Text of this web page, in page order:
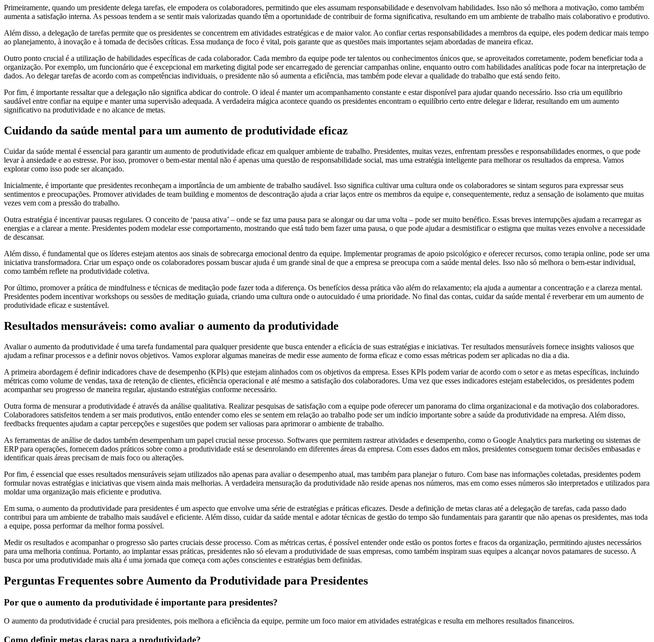
Primeiramente, quando um presidente delega tarefas, ele empodera os colaboradores, permitindo que eles assumam responsabilidade e desenvolvam habilidades. Isso não só melhora a motivação, como também
aumenta a satisfação interna. As pessoas tendem a se sentir mais valorizadas quando têm a oportunidade de contribuir de forma significativa, resultando em um ambiente de trabalho mais colaborativo e produtivo.
Além disso, a delegação de tarefas permite que os presidentes se concentrem em atividades estratégicas e de maior valor. Ao confiar certas responsabilidades a membros da equipe, eles podem dedicar mais tempo
ao planejamento, à inovação e à tomada de decisões críticas. Essa mudança de foco é vital, pois garante que as questões mais importantes sejam abordadas de maneira eficaz.
Outro ponto crucial é a utilização de habilidades específicas de cada colaborador. Cada membro da equipe pode ter talentos ou conhecimentos únicos que, se aproveitados corretamente, podem beneficiar toda a
organização. Por exemplo, um funcionário que é excepcional em marketing digital pode ser encarregado de gerenciar campanhas online, enquanto outro com habilidades analíticas pode focar na interpretação de
dados. Ao delegar tarefas de acordo com as competências individuais, o presidente não só aumenta a eficiência, mas também pode elevar a qualidade do trabalho que está sendo feito.
Por fim, é importante ressaltar que a delegação não significa abdicar do controle. O ideal é manter um acompanhamento constante e estar disponível para ajudar quando necessário. Isso cria um equilíbrio
saudável entre confiar na equipe e manter uma supervisão adequada. A verdadeira mágica acontece quando os presidentes encontram o equilíbrio certo entre delegar e liderar, resultando em um aumento
significativo na produtividade e no alcance de metas.
Cuidando da saúde mental para um aumento de produtividade eficaz
Cuidar da saúde mental é essencial para garantir um aumento de produtividade eficaz em qualquer ambiente de trabalho. Presidentes, muitas vezes, enfrentam pressões e responsabilidades enormes, o que pode
levar à ansiedade e ao estresse. Por isso, promover o bem-estar mental não é apenas uma questão de responsabilidade social, mas uma estratégia inteligente para melhorar os resultados da empresa. Vamos
explorar como isso pode ser alcançado.
Inicialmente, é importante que presidentes reconheçam a importância de um ambiente de trabalho saudável. Isso significa cultivar uma cultura onde os colaboradores se sintam seguros para expressar seus
sentimentos e preocupações. Promover atividades de team building e momentos de descontração ajuda a criar laços entre os membros da equipe e, consequentemente, reduz a sensação de isolamento que muitas
vezes vem com a pressão do trabalho.
Outra estratégia é incentivar pausas regulares. O conceito de ‘pausa ativa’ – onde se faz uma pausa para se alongar ou dar uma volta – pode ser muito benéfico. Essas breves interrupções ajudam a recarregar as
energias e a clarear a mente. Presidentes podem modelar esse comportamento, mostrando que está tudo bem fazer uma pausa, o que pode ajudar a desmistificar o estigma que muitas vezes envolve a necessidade
de descansar.
Além disso, é fundamental que os líderes estejam atentos aos sinais de sobrecarga emocional dentro da equipe. Implementar programas de apoio psicológico e oferecer recursos, como terapia online, pode ser uma
iniciativa transformadora. Criar um espaço onde os colaboradores possam buscar ajuda é um grande sinal de que a empresa se preocupa com a saúde mental deles. Isso não só melhora o bem-estar individual,
como também reflete na produtividade coletiva.
Por último, promover a prática de mindfulness e técnicas de meditação pode fazer toda a diferença. Os benefícios dessa prática vão além do relaxamento; ela ajuda a aumentar a concentração e a clareza mental.
Presidentes podem incentivar workshops ou sessões de meditação guiada, criando uma cultura onde o autocuidado é uma prioridade. No final das contas, cuidar da saúde mental é reverberar em um aumento de
produtividade eficaz e sustentável.
Resultados mensuráveis: como avaliar o aumento da produtividade
Avaliar o aumento da produtividade é uma tarefa fundamental para qualquer presidente que busca entender a eficácia de suas estratégias e iniciativas. Ter resultados mensuráveis fornece insights valiosos que
ajudam a refinar processos e a definir novos objetivos. Vamos explorar algumas maneiras de medir esse aumento de forma eficaz e como essas métricas podem ser aplicadas no dia a dia.
A primeira abordagem é definir indicadores chave de desempenho (KPIs) que estejam alinhados com os objetivos da empresa. Esses KPIs podem variar de acordo com o setor e as metas específicas, incluindo
métricas como volume de vendas, taxa de retenção de clientes, eficiência operacional e até mesmo a satisfação dos colaboradores. Uma vez que esses indicadores estejam estabelecidos, os presidentes podem
acompanhar seu progresso de maneira regular, ajustando estratégias conforme necessário.
Outra forma de mensurar a produtividade é através da análise qualitativa. Realizar pesquisas de satisfação com a equipe pode oferecer um panorama do clima organizacional e da motivação dos colaboradores.
Colaboradores satisfeitos tendem a ser mais produtivos, então entender como eles se sentem em relação ao trabalho pode ser um indício importante sobre a saúde da produtividade na empresa. Além disso,
feedbacks frequentes ajudam a captar percepções e sugestões que podem ser valiosas para aprimorar o ambiente de trabalho.
As ferramentas de análise de dados também desempenham um papel crucial nesse processo. Softwares que permitem rastrear atividades e desempenho, como o Google Analytics para marketing ou sistemas de
ERP para operações, fornecem dados práticos sobre como a produtividade está se desenrolando em diferentes áreas da empresa. Com esses dados em mãos, presidentes conseguem tomar decisões embasadas e
identificar quais áreas precisam de mais foco ou alterações.
Por fim, é essencial que esses resultados mensuráveis sejam utilizados não apenas para avaliar o desempenho atual, mas também para planejar o futuro. Com base nas informações coletadas, presidentes podem
formular novas estratégias e iniciativas que visem ainda mais melhorias. A verdadeira mensuração da produtividade não reside apenas nos números, mas em como esses números são interpretados e utilizados para
moldar uma organização mais eficiente e produtiva.
Em suma, o aumento da produtividade para presidentes é um aspecto que envolve uma série de estratégias e práticas eficazes. Desde a definição de metas claras até a delegação de tarefas, cada passo dado
contribui para um ambiente de trabalho mais saudável e eficiente. Além disso, cuidar da saúde mental e adotar técnicas de gestão do tempo são fundamentais para garantir que não apenas os presidentes, mas toda
a equipe, possa performar da melhor forma possível.
Medir os resultados e acompanhar o progresso são partes cruciais desse processo. Com as métricas certas, é possível entender onde estão os pontos fortes e fracos da organização, permitindo ajustes necessários
para uma melhoria contínua. Portanto, ao implantar essas práticas, presidentes não só elevam a produtividade de suas empresas, como também inspiram suas equipes a alcançar novos patamares de sucesso. A
busca por uma produtividade mais alta é uma jornada que começa com ações conscientes e estratégias bem definidas.
Perguntas Frequentes sobre Aumento da Produtividade para Presidentes
Por que o aumento da produtividade é importante para presidentes?
O aumento da produtividade é crucial para presidentes, pois melhora a eficiência da equipe, permite um foco maior em atividades estratégicas e resulta em melhores resultados financeiros.
Como definir metas claras para a produtividade?